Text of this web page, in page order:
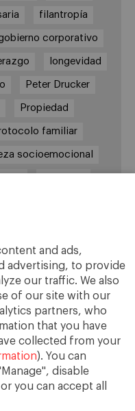
and ads,
advertising, to provide
our traffic. We also
of our site with our
partners, who
that you have
collected from your
). You can
disable
you can accept all
filantropía
corporativo
longevidad
Peter Drucker
Propiedad
familiar
socioemocional